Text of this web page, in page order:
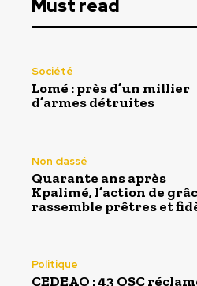
Must read
Société
Lomé : près d’un millier
d’armes détruites
Non classé
Quarante ans après
Kpalimé, l’action de
rassemble prêtres et
Politique
CEDEAO : 43 OSC